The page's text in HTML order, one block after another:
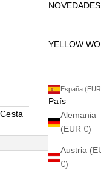
NOVEDADES
YELLOW
España
País
Alemania
(EUR €)
Austria
€)
Cesta